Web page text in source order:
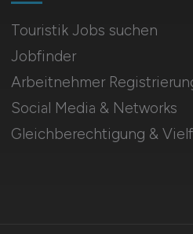
Touristik Jobs suchen
Jobfinder
Arbeitnehmer
Social Media & Networks
Gleichberechtigung &